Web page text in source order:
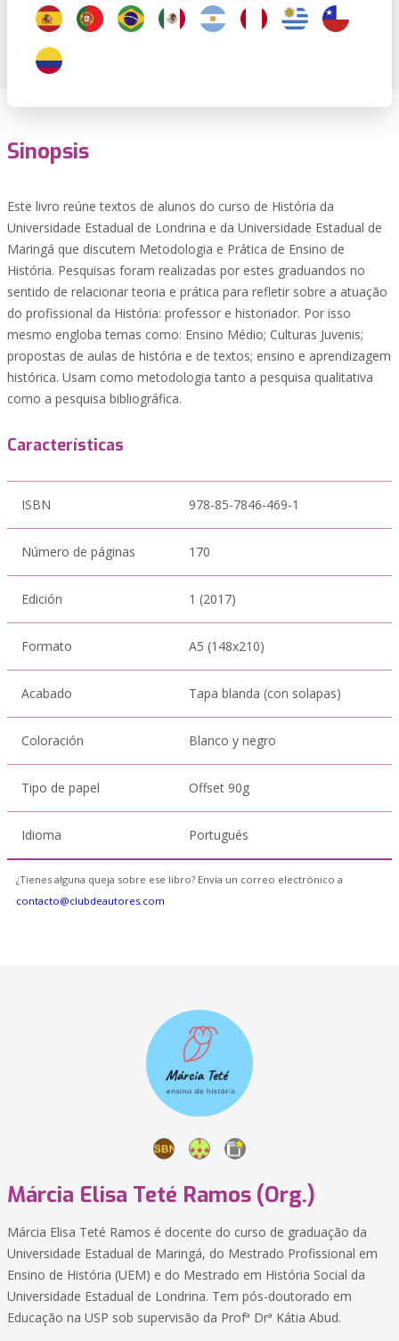
Sinopsis
Este livro reúne textos de alunos do curso de História da
Universidade Estadual de Londrina e da Universidade Estadual de
Maringá que discutem Metodologia e Prática de Ensino de
História. Pesquisas foram realizadas por estes graduandos no
sentido de relacionar teoria e prática para refletir sobre a atuação
do profissional da História: professor e historiador. Por isso
mesmo engloba temas como: Ensino Médio; Culturas Juvenis;
propostas de aulas de história e de textos; ensino e aprendizagem
histórica. Usam como metodologia tanto a pesquisa qualitativa
como a pesquisa bibliográfica.
Características
ISBN 978-85-7846-469-1
Número de páginas 170
Edición 1 (2017)
Formato A5 (148x210)
Acabado Tapa blanda (con solapas)
Coloración Blanco y negro
Tipo de papel Offset 90g
Idioma Portugués
¿Tienes alguna queja sobre ese libro? Envía un correo electrónico a
contacto@clubdeautores.com
Márcia Elisa Teté Ramos (Org.)
Márcia Elisa Teté Ramos é docente do curso de graduação da
Universidade Estadual de Maringá, do Mestrado Profissional em
Ensino de História (UEM) e do Mestrado em História Social da
Universidade Estadual de Londrina. Tem pós-doutorado em
Educação na USP sob supervisão da Profª Drª Kátia Abud.